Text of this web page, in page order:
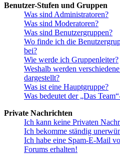
Benutzer-Stufen und Gruppen
Was sind Administratoren?
Was sind Moderatoren?
Was sind Benutzergruppen?
Wo finde ich die
bei?
Wie werde ich Gruppenleiter?
Weshalb werden
dargestellt?
Was ist eine Hauptgruppe?
Was bedeutet der „Das
Private Nachrichten
Ich kann keine Privaten
Ich bekomme ständig
Ich habe eine Spam-E-Mail
Forums erhalten!